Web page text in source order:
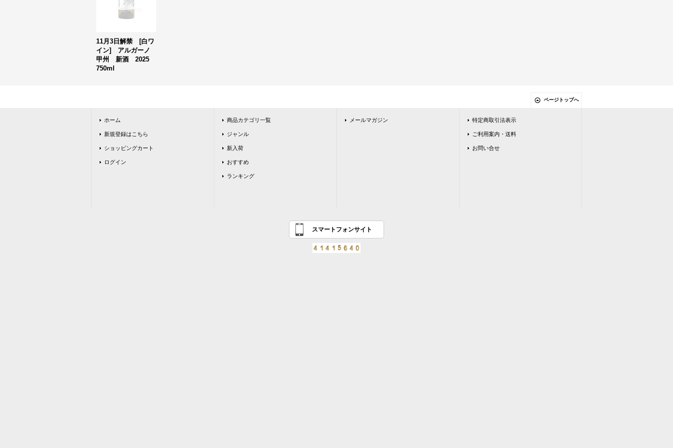
11月3日解禁 [白ワ
イン] アルガーノ
甲州 新酒 2025
750ml
ページトップへ
ホーム
新規登録はこちら
ショッピングカート
ログイン
商品カテゴリ一覧
ジャンル
新入荷
おすすめ
ランキング
メールマガジン 特定商取引法表示
ご利用案内・送料
お問い合せ
スマートフォンサイト